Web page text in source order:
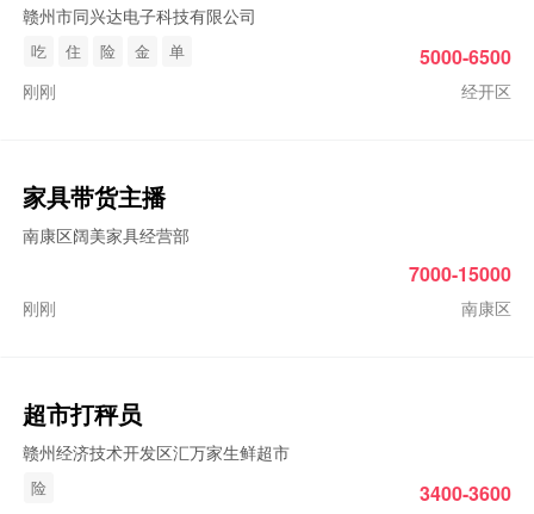
赣州市同兴达电子科技有限公司
吃 住 险 金 单
刚刚 经开区
5000-6500
家具带货主播
南康区阔美家具经营部
刚刚 南康区
7000-15000
超市打秤员
赣州经济技术开发区汇万家生鲜超市
险 3400-3600